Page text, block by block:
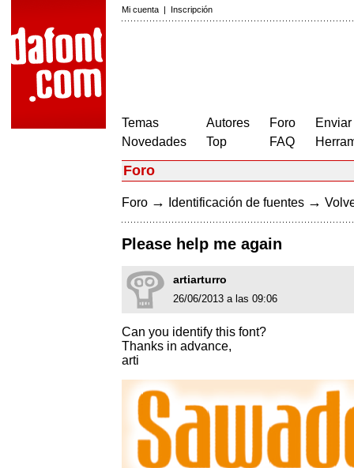
Mi cuenta | Inscripción
Temas
Novedades
Autores
Top
Foro
FAQ
Foro
Foro → Identificación de fuentes →
Please help me again
artiarturro
26/06/2013 a las 09:06
Can you identify this font?
Thanks in advance,
arti